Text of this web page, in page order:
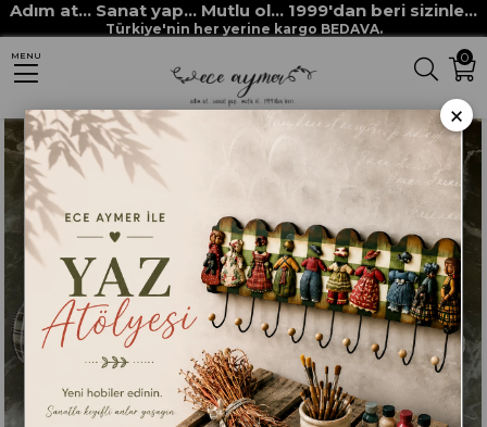
Adım at... Sanat yap... Mutlu ol... 1999'dan beri sizinle...
Türkiye'nin her yerine kargo BEDAVA.
0
MENU
Anasayfa HOBİ MALZEMELERİ Aksesuarlar Kurdeleler
İTHAL KALIN EKOSE KURDELE
×